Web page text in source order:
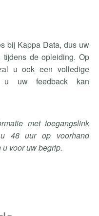
bij Kappa Data, dus uw
de opleiding. Op
u ook een volledige
u uw feedback kan
met toegangslink
48 uur op voorhand
voor uw begrip.